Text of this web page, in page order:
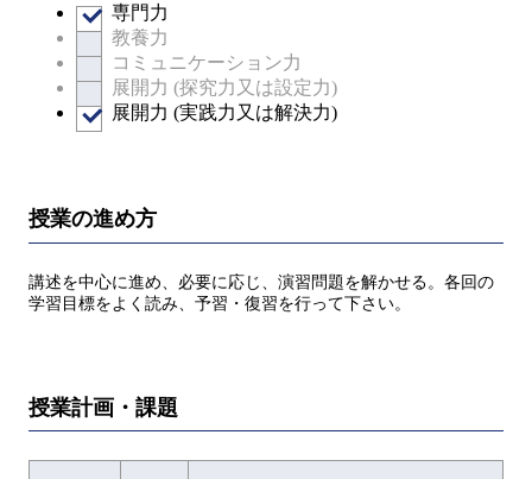
専門力
教養力
コミュニケーション力
展開力 (探究力又は設定力)
展開力 (実践力又は解決力)
授業の進め方
講述を中心に進め、必要に応じ、演習問題を解かせる。各回の
学習目標をよく読み、予習・復習を行って下さい。
授業計画・課題